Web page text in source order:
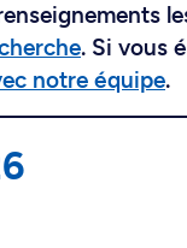
. Si vous
notre équipe.